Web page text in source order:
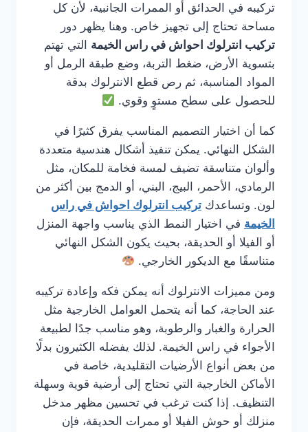
تركيبه في الحدائق أو الممرات الجانبية، لأن كل
مساحة تحتاج إلى تجهيز خاص. وهنا يظهر دور
تركيب انترلوك احواش في راس الخيمة التي تهتم
بتسوية الأرض، ضغط التربة، وضع طبقة الرمل أو
المواد المناسبة، ثم رص قطع الانترلوك بدقة
للحصول على سطح مستوٍ وقوي.
كما أن اختيار التصميم المناسب يفرق كثيرًا في
الشكل النهائي. يمكن تنفيذ أشكال هندسية متعددة
وألوان متناسقة تضيف لمسة فخامة للمكان، مثل
الرمادي، الأحمر، البيج، البني، أو الدمج بين أكثر من
لون. وتساعدك تركيب انترلوك احواش في راس
الخيمة في اختيار النمط الذي يناسب واجهة المنزل
أو الفيلا أو الحديقة، بحيث يكون الشكل النهائي
متناسقًا مع الديكور الخارجي.
ومن مميزات الانترلوك أنه يمكن فكه وإعادة تركيبه
عند الحاجة، كما أنه يتحمل العوامل الخارجية مثل
الحرارة والغبار والرطوبة، وهو مناسب جدًا لطبيعة
الأجواء في راس الخيمة. لذلك يفضله الكثيرون بدلًا
من بعض أنواع الأرضيات التقليدية، خاصة في
الأماكن الخارجية التي تحتاج إلى أرضية قوية وسهلة
التنظيف. إذا كنت ترغب في تحسين مظهر مدخل
منزلك أو حوش الفيلا أو ممرات الحديقة، فإن